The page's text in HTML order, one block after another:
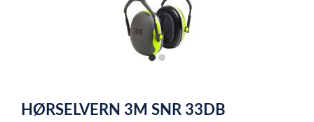
itemitem
of
HØRSELVERN 3M SNR 33DB